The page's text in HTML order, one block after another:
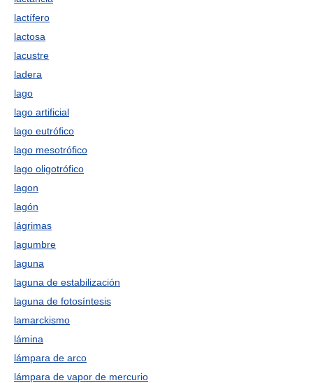
lactífero
lactosa
lacustre
ladera
lago
lago artificial
lago eutrófico
lago mesotrófico
lago oligotrófico
lagon
lagón
lágrimas
lagumbre
laguna
laguna de estabilización
laguna de fotosíntesis
lamarckismo
lámina
lámpara de arco
lámpara de vapor de mercurio